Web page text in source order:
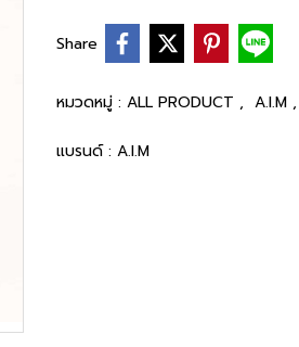
Share
หมวดหมู่ : ALL PRODUCT , A.I.M ,
แบรนด์ : A.I.M